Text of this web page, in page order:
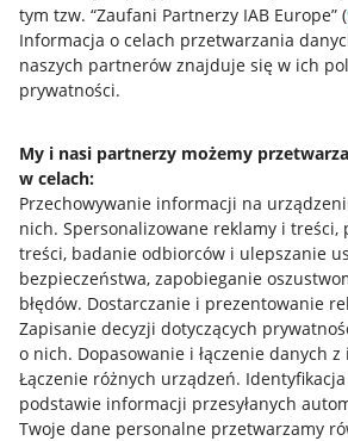
tym tzw. “Zaufani Partnerzy IAB Europe” (
Informacja o celach przetwarzania
naszych partnerów znajduje się w ich
prywatności.
My i nasi partnerzy możemy
w celach:
Przechowywanie informacji na
nich. Spersonalizowane reklamy i treści,
treści, badanie odbiorców i ulepszanie
bezpieczeństwa, zapobieganie
błędów. Dostarczanie i prezentowanie
Zapisanie decyzji dotyczących
o nich. Dopasowanie i łączenie danych z
Łączenie różnych urządzeń.
podstawie informacji przesyłanych
Twoje dane personalne przetwarzamy
Przydatne informacje
Jak to działa
Allegro Gadane dla sprzedających
Allegro Gadane dla kupujących
Mapa miejscowości
Informacje prawne
Regulamin
Polityka plików "cookies"